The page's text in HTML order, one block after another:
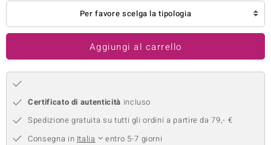
Per favore scelga la tipologia
Aggiungi al carrello
Certificato di autenticità incluso
Spedizione gratuita su tutti gli ordini a partire da 79,- €
Consegna in Italia
entro 5-7 giorni